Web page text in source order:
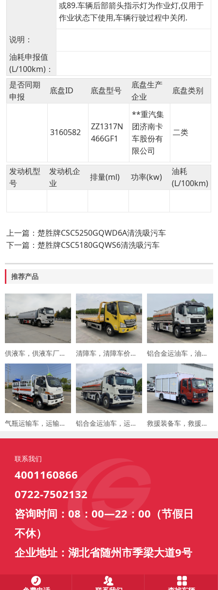
或89.车辆后部箭头指示灯为作业灯,仅用于
作业状态下使用,车辆行驶过程中关闭.
说明：
油耗申报值
(L/100km)：
是否同期
申报
底盘ID 底盘型号
底盘生产
企业
底盘类别
3160582
ZZ1317N
466GF1
**重汽集
团济南卡
车股份有
限公司
二类
发动机型
号
发动机企
业
排量(ml) 功率(kw)
油耗
(L/100km)
上一篇：楚胜牌CSC5250GQWD6A清洗吸污车
下一篇：楚胜牌CSC5180GQWS6清洗吸污车
推荐产品
供液车，供液车厂家，专用车厂家，楚胜集团 清障车，清障车价格，楚胜集团 铝合金运油车，油罐车，楚胜汽车集团
气瓶运输车，运输车价格，楚胜汽车集团 铝合金运油车，运油车厂家，楚胜汽车集团 救援装备车，救援车，楚胜汽车集团
联系我们
4001160866
0722-7502132
咨询时间：08：00—22：00（节假日
不休）
企业地址：湖北省随州市季梁大道9号